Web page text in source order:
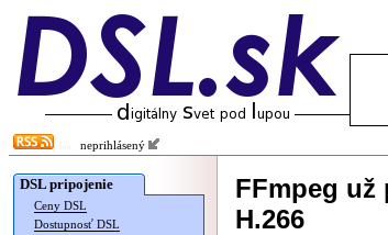
neprihlásený
DSL pripojenie
Ceny DSL
Dostupnosť DSL
FFmpeg
H.266